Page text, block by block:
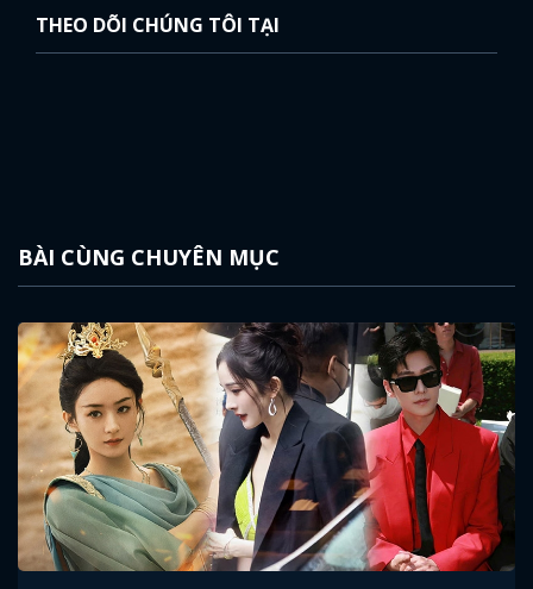
THEO DÕI CHÚNG TÔI TẠI
BÀI CÙNG CHUYÊN MỤC